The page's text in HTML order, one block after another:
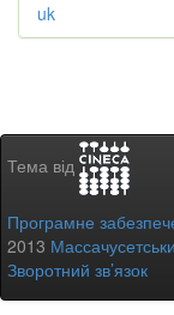
uk
Тема від
Програмне
2013
Зворотний зв’язок